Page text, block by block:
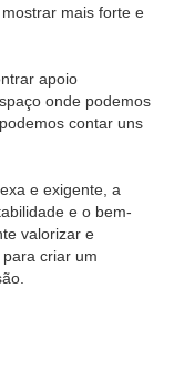
mais forte e
apoio
onde podemos
contar uns
e exigente, a
e o bem-
valorizar e
criar um